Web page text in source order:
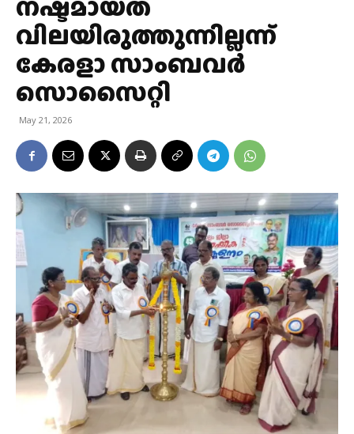
വിലയിരുത്തുന്നില്ലന്ന്
കേരളാ സാംബവർ
സൊസൈറ്റി
May 21, 2026